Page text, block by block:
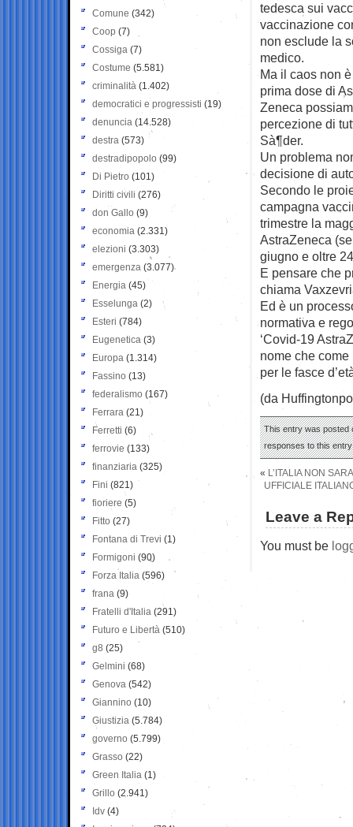
tedesca sui
vaccinazione
non esclude la
medico.
Ma il caos non
prima dose di
Zeneca
percezione di
Sà¶der.
Un problema
decisione di
Secondo le
campagna
trimestre la
AstraZeneca
giugno e oltre
E pensare che
chiama
Ed è un
normativa e
‘Covid-19
nome che come
per le fasce
(da
This entry was posted
responses to this
« L’ITALIA NON
UFFICIALE
Leave a
You must be
Comune (342)
Coop (7)
Cossiga (7)
Costume (5.581)
criminalità (1.402)
democratici e progressisti (19)
denuncia (14.528)
destra (573)
destradipopolo (99)
Di Pietro (101)
Diritti civili (276)
don Gallo (9)
economia (2.331)
elezioni (3.303)
emergenza (3.077)
Energia (45)
Esselunga (2)
Esteri (784)
Eugenetica (3)
Europa (1.314)
Fassino (13)
federalismo (167)
Ferrara (21)
Ferretti (6)
ferrovie (133)
finanziaria (325)
Fini (821)
fioriere (5)
Fitto (27)
Fontana di Trevi (1)
Formigoni (90)
Forza Italia (596)
frana (9)
Fratelli d'Italia (291)
Futuro e Libertà (510)
g8 (25)
Gelmini (68)
Genova (542)
Giannino (10)
Giustizia (5.784)
governo (5.799)
Grasso (22)
Green Italia (1)
Grillo (2.941)
Idv (4)